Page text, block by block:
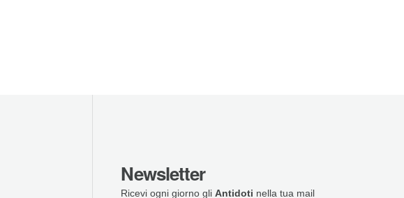
Newsletter
Ricevi ogni giorno gli Antidoti nella tua mail